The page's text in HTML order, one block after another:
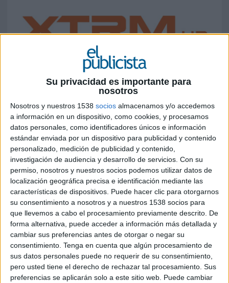
Su privacidad es importante para
nosotros
Nosotros y nuestros 1538 socios almacenamos y/o accedemos
a información en un dispositivo, como cookies, y procesamos
datos personales, como identificadores únicos e información
estándar enviada por un dispositivo para publicidad y contenido
personalizado, medición de publicidad y contenido,
investigación de audiencia y desarrollo de servicios. Con su
permiso, nosotros y nuestros socios podemos utilizar datos de
localización geográfica precisa e identificación mediante las
características de dispositivos. Puede hacer clic para otorgarnos
su consentimiento a nosotros y a nuestros 1538 socios para
que llevemos a cabo el procesamiento previamente descrito. De
forma alternativa, puede acceder a información más detallada y
cambiar sus preferencias antes de otorgar o negar su
consentimiento. Tenga en cuenta que algún procesamiento de
sus datos personales puede no requerir de su consentimiento,
pero usted tiene el derecho de rechazar tal procesamiento. Sus
preferencias se aplicarán solo a este sitio web. Puede cambiar
El nuevo on air del canal ha sido desarrollado
gracias a programas de infoarquitectura y
tecnología 3D
El canal XTRM, destinado a los amantes de las emociones fuertes y especializado
en películas y series de acción, thriller y ciencia ficción que tiene presencia en
España gracias a Chello Multicanal, inicia una nueva etapa a partir de hoy,
miércoles 26 de junio, con la completa renovación de su imagen y el lanzamiento
gradual de su señal en HD a través de Telecable y Euskaltel, entre otras
acción, el canal ha decidido transformar su look en pantalla de forma paralela,
con una propuesta que ha sido desarrollada por la empresa argentina Lumbre y el
equipo de grafismo y autopromoción de Chello Multicanal. Con una estética que
oscila entre el realismo y el videojuego, esta nueva imagen ha sido desarrollada
gracias a programas de infoarquitectura. Construida alrededor de lo que se ha
denominado Edificio XTRM -una estructura arquitectónica producida en un estilo